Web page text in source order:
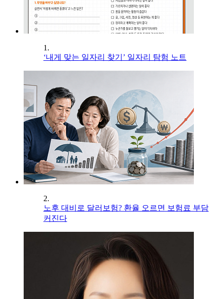
1.
‘내게 맞는 일자리 찾기’ 일자리 탐험 노트
2.
노후 대비로 달러보험? 환율 오르면 보험료 부담
커진다